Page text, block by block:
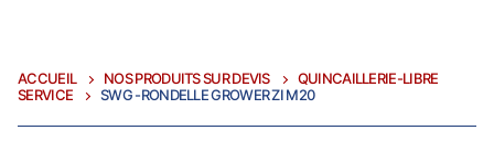
ACCUEIL NOS PRODUITS SUR DEVIS
QUINCAILLERIE-LIBRE
SERVICE
SWG -RONDELLE GROWER ZI M20